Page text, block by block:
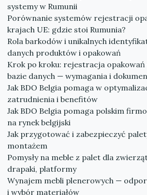
systemy w Rumunii
Porównanie systemów rejestracji
krajach UE: gdzie stoi Rumunia?
Rola barkodów i unikalnych
danych produktów i opakowań
Krok po kroku: rejestracja opakowań
bazie danych — wymagania i
Jak BDO Belgia pomaga w
zatrudnienia i benefitów
Jak BDO Belgia pomaga polskim
na rynek belgijski
Jak przygotować i zabezpieczyć
montażem
Pomysły na meble z palet dla
drapaki, platformy
Wynajem mebli plenerowych —
i wybór materiałów